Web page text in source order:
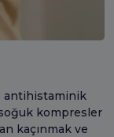
antihistaminik
kompresler
kaçınmak ve